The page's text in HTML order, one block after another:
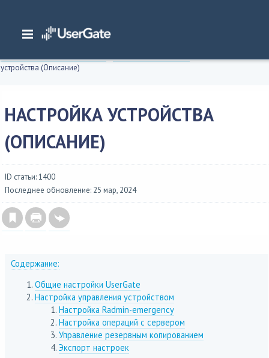
Главная/ Документация/Management Center
Management Center 7.x Руководство администратора
устройства (Описание)
НАСТРОЙКА УСТРОЙСТВА
(ОПИСАНИЕ)
ID статьи: 1400
Последнее обновление: 25 мар, 2024
Содержание:
Общие настройки UserGate
Настройка управления устройством
Настройка Radmin-emergency
Настройка операций с сервером
Управление резервным копированием
Экспорт настроек